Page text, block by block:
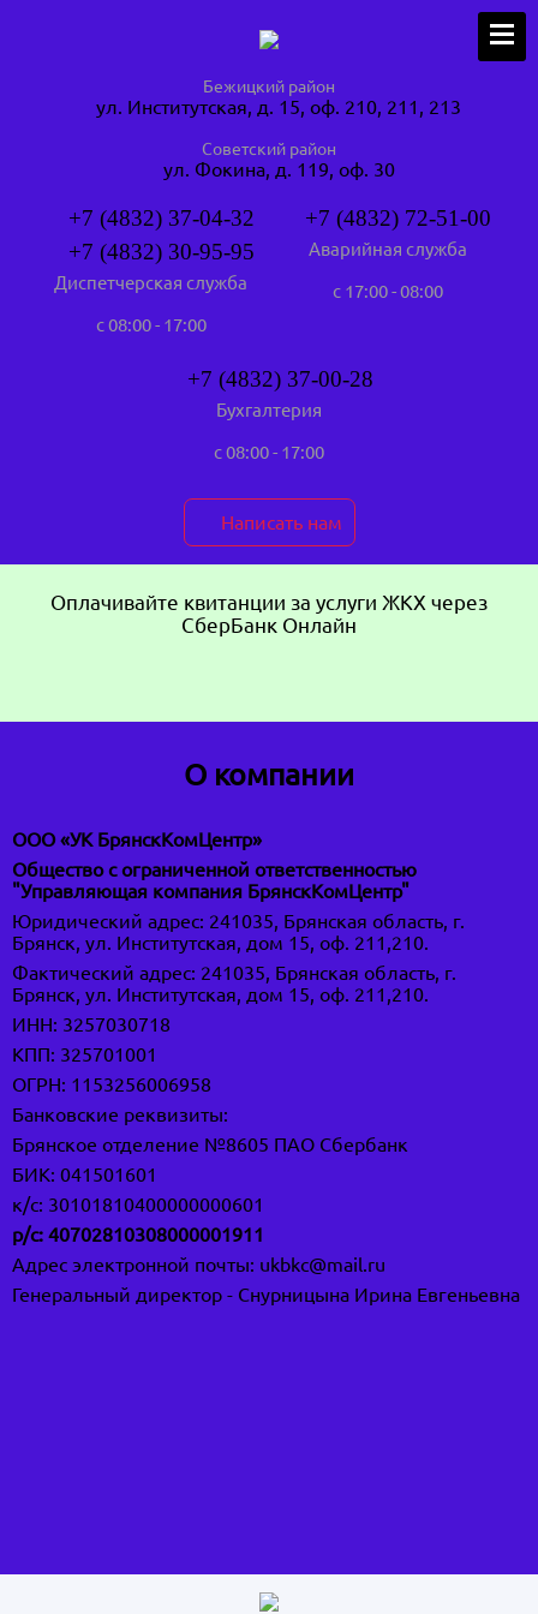
Бежицкий район
ул. Институтская, д. 15, оф. 210, 211, 213
Советский район
ул. Фокина, д. 119, оф. 30
+7 (4832) 37-04-32
+7 (4832) 30-95-95
Диспетчерская служба
с 08:00 - 17:00
+7 (4832) 72-51-00
Аварийная служба
с 17:00 - 08:00
+7 (4832) 37-00-28
Бухгалтерия
с 08:00 - 17:00
Написать нам
Оплачивайте квитанции за услуги ЖКХ через
СберБанк Онлайн
О компании
ООО «УК БрянскКомЦентр»
Общество с ограниченной ответственностью
"Управляющая компания БрянскКомЦентр"
Юридический адрес: 241035, Брянская область, г.
Брянск, ул. Институтская, дом 15, оф. 211,210.
Фактический адрес: 241035, Брянская область, г.
Брянск, ул. Институтская, дом 15, оф. 211,210.
ИНН: 3257030718
КПП: 325701001
ОГРН: 1153256006958
Банковские реквизиты:
Брянское отделение №8605 ПАО Сбербанк
БИК: 041501601
к/с: 30101810400000000601
р/с: 40702810308000001911
Адрес электронной почты: ukbkc@mail.ru
Генеральный директор - Снурницына Ирина Евгеньевна